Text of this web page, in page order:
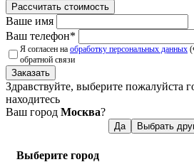
Рассчитать стоимость
Ваше имя
Ваш телефон*
Я согласен на обработку персональных данных
обратной связи
Заказать
Здравствуйте, выберите пожалуйста
находитесь
Ваш город Москва?
Да Выбрать
Выберите город